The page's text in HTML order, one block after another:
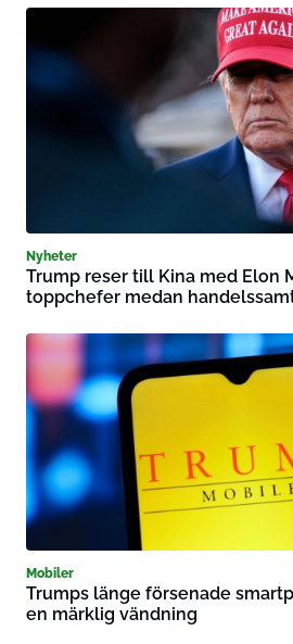
Nyheter
Trump reser till Kina med Elon
toppchefer medan
Mobiler
Trumps länge försenade
en märklig vändning